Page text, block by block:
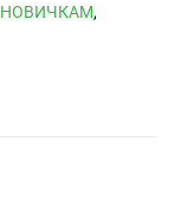
НОВИЧКАМ,